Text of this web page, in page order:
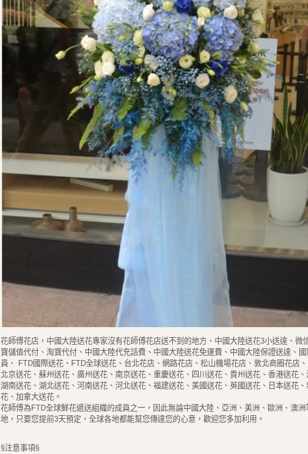
花師傅花店，中國大陸送花專家沒有花師傅花店送不到的地方、中國大陸送花3小送達、微
寶儲值代付、淘寶代付、中國大陸代充話費、中國大陸送花免運費、中國大陸保證送達、
員、 FTD國際送花、FTD全球送花、台北花店、網路花店、松山機場花店、敦北商圈花店、
北京送花、蘇州送花、廣州送花、南京送花、重慶送花、四川送花、貴州送花、香港送花、
湖南送花、湖北送花、河南送花、河北送花、福建送花、美國送花、英國送花、日本送花
花、加拿大送花。
花師傅為FTD全球鮮花遞送組織的成員之一，因此無論中國大陸、亞洲、美洲、歐洲、澳洲
地，只要您提前3天預定，全球各地都能幫您傳達您的心意，歡迎您多加利用。
§注意事項§